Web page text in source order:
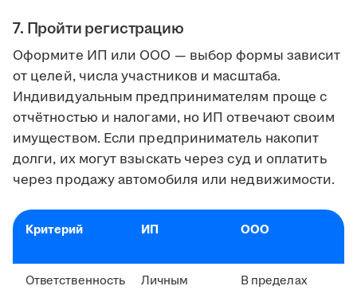
7. Пройти регистрацию
Оформите ИП или ООО — выбор формы зависит
от целей, числа участников и масштаба.
Индивидуальным предпринимателям проще с
отчётностью и налогами, но ИП отвечают своим
имуществом. Если предприниматель накопит
долги, их могут взыскать через суд и оплатить
через продажу автомобиля или недвижимости.
Критерий ИП ООО
Ответственность
Личным
В пределах